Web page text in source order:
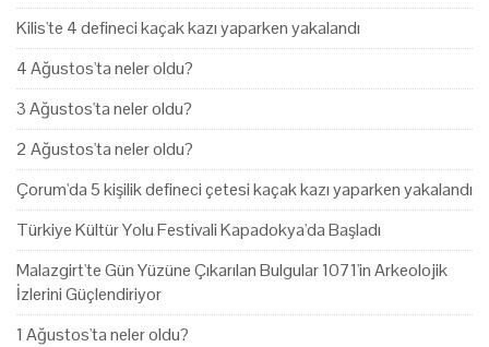
Kilis'te 4 defineci kaçak kazı yaparken yakalandı
4 Ağustos'ta neler oldu?
3 Ağustos'ta neler oldu?
2 Ağustos'ta neler oldu?
Çorum'da 5 kişilik defineci çetesi kaçak kazı yaparken yakalandı
Türkiye Kültür Yolu Festivali Kapadokya'da Başladı
Malazgirt'te Gün Yüzüne Çıkarılan Bulgular 1071'in Arkeolojik
İzlerini Güçlendiriyor
1 Ağustos'ta neler oldu?